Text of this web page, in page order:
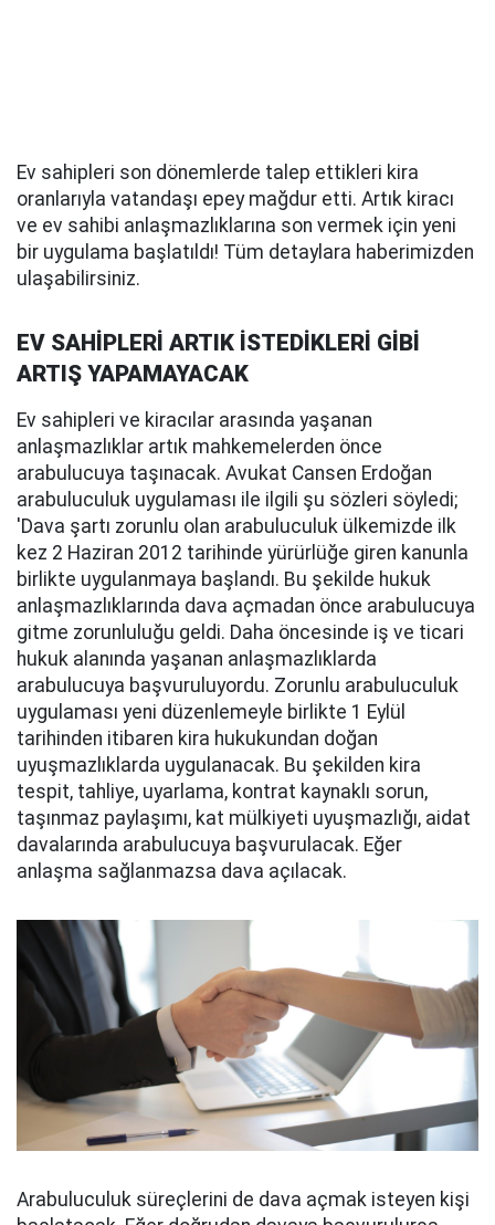
Ev sahipleri son dönemlerde talep ettikleri kira
oranlarıyla vatandaşı epey mağdur etti. Artık kiracı
ve ev sahibi anlaşmazlıklarına son vermek için yeni
bir uygulama başlatıldı! Tüm detaylara haberimizden
ulaşabilirsiniz.
EV SAHİPLERİ ARTIK İSTEDİKLERİ GİBİ
ARTIŞ YAPAMAYACAK
Ev sahipleri ve kiracılar arasında yaşanan
anlaşmazlıklar artık mahkemelerden önce
arabulucuya taşınacak. Avukat Cansen Erdoğan
arabuluculuk uygulaması ile ilgili şu sözleri söyledi;
'Dava şartı zorunlu olan arabuluculuk ülkemizde ilk
kez 2 Haziran 2012 tarihinde yürürlüğe giren kanunla
birlikte uygulanmaya başlandı. Bu şekilde hukuk
anlaşmazlıklarında dava açmadan önce arabulucuya
gitme zorunluluğu geldi. Daha öncesinde iş ve ticari
hukuk alanında yaşanan anlaşmazlıklarda
arabulucuya başvuruluyordu. Zorunlu arabuluculuk
uygulaması yeni düzenlemeyle birlikte 1 Eylül
tarihinden itibaren kira hukukundan doğan
uyuşmazlıklarda uygulanacak. Bu şekilden kira
tespit, tahliye, uyarlama, kontrat kaynaklı sorun,
taşınmaz paylaşımı, kat mülkiyeti uyuşmazlığı, aidat
davalarında arabulucuya başvurulacak. Eğer
anlaşma sağlanmazsa dava açılacak.
Arabuluculuk süreçlerini de dava açmak isteyen kişi